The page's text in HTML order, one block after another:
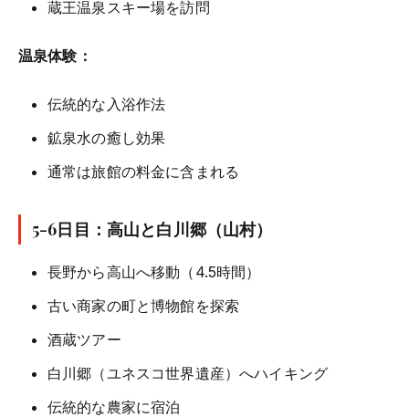
蔵王温泉スキー場を訪問
温泉体験：
伝統的な入浴作法
鉱泉水の癒し効果
通常は旅館の料金に含まれる
5-6日目：高山と白川郷（山村）
長野から高山へ移動（4.5時間）
古い商家の町と博物館を探索
酒蔵ツアー
白川郷（ユネスコ世界遺産）へハイキング
伝統的な農家に宿泊